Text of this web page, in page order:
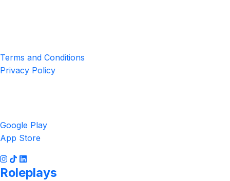
Terms and Conditions
Privacy Policy
Google Play
App Store
Roleplays